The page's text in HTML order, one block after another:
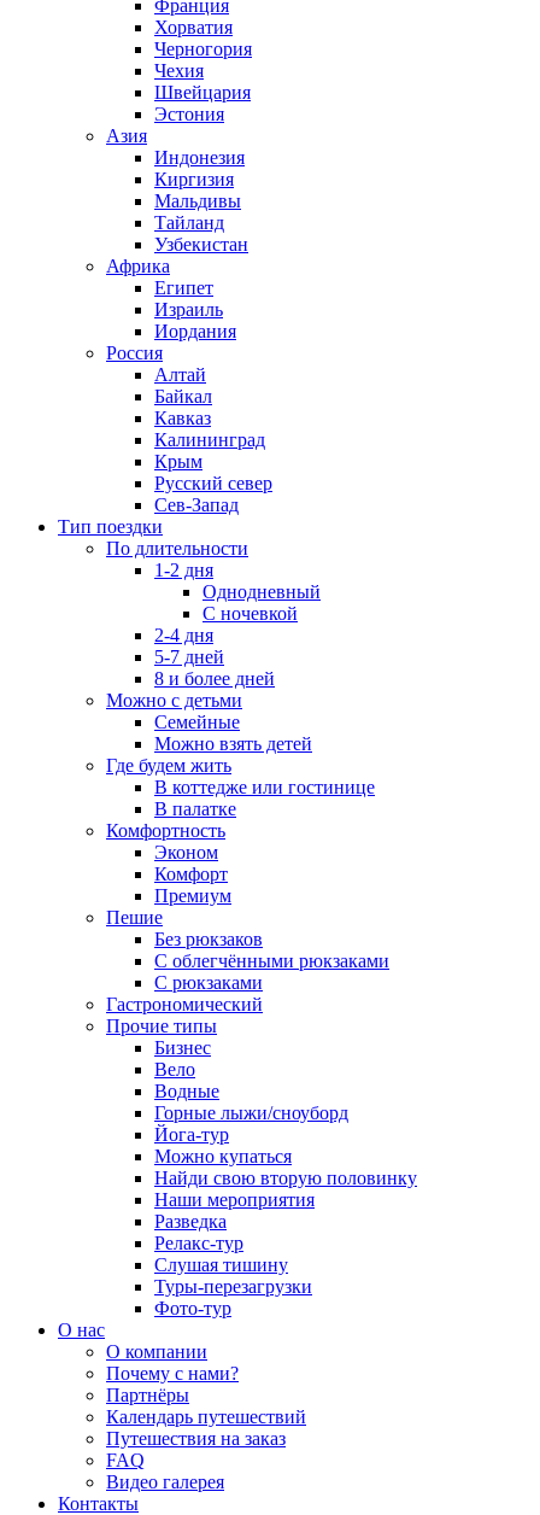
Франция
Хорватия
Черногория
Чехия
Швейцария
Эстония
Азия
Индонезия
Киргизия
Мальдивы
Тайланд
Узбекистан
Африка
Египет
Израиль
Иордания
Россия
Алтай
Байкал
Кавказ
Калининград
Крым
Русский север
Сев-Запад
Тип поездки
По длительности
1-2 дня
Однодневный
С ночевкой
2-4 дня
5-7 дней
8 и более дней
Можно с детьми
Семейные
Можно взять детей
Где будем жить
В коттедже или гостинице
В палатке
Комфортность
Эконом
Комфорт
Премиум
Пешие
Без рюкзаков
С облегчёнными рюкзаками
С рюкзаками
Гастрономический
Прочие типы
Бизнес
Вело
Водные
Горные лыжи/сноуборд
Йога-тур
Можно купаться
Найди свою вторую половинку
Наши мероприятия
Разведка
Релакс-тур
Слушая тишину
Туры-перезагрузки
Фото-тур
О нас
О компании
Почему с нами?
Партнёры
Календарь путешествий
Путешествия на заказ
FAQ
Видео галерея
Контакты